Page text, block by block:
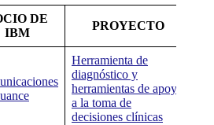
DE
IBM
PROYECTO
Herramienta de
diagnóstico y
herramientas de apoyo
a la toma de
decisiones clínicas